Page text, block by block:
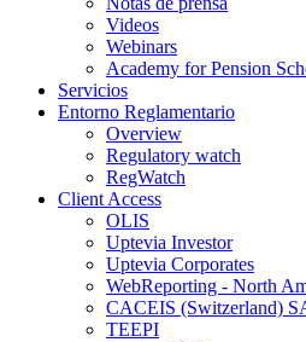
Videos
Webinars
Academy for Pension
Servicios
Entorno Reglamentario
Overview
Regulatory watch
RegWatch
Client Access
OLIS
Uptevia Investor
Uptevia Corporates
WebReporting - North
CACEIS (Switzerland)
TEEPI